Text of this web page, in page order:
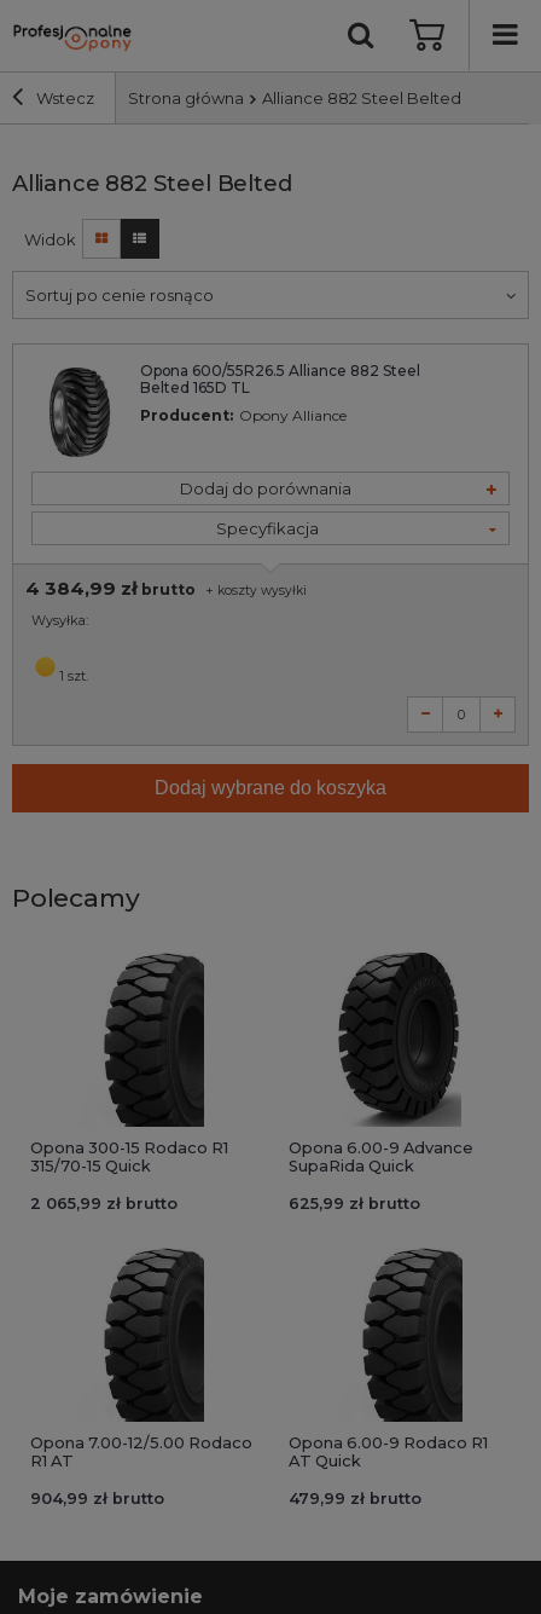
Wstecz Strona główna Alliance 882 Steel Belted
Szerokość i profil
Średnica
Producent
Bieżnik
Nośność
Wyszukaj
Alliance 882 Steel Belted
Widok
Sortuj po cenie rosnąco
Opona 600/55R26.5 Alliance 882 Steel
Belted 165D TL
Producent: Opony Alliance
Dodaj do porównania
Specyfikacja
4 384,99 zł brutto + koszty wysyłki
Wysyłka:
1 szt.
Dodaj wybrane do koszyka
Polecamy
Opona 300-15 Rodaco R1
315/70-15 Quick
2 065,99 zł brutto
Opona 6.00-9 Advance
SupaRida Quick
625,99 zł brutto
Opona 7.00-12/5.00 Rodaco
R1 AT
904,99 zł brutto
Opona 6.00-9 Rodaco R1
AT Quick
479,99 zł brutto
Moje zamówienie